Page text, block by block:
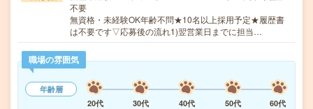
不要
無資格・未経験OK年齢不問★10名以上採用予定★履歴書
は不要です▽応募後の流れ1)翌営業日までに担当…
職場の雰囲気
年齢層
20代
30代 40代 50代
60代